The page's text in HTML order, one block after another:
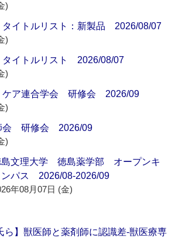
)
タイトルリスト：新製品 2026/08/07
)
タイトルリスト 2026/08/07
)
ケア連合学会 研修会 2026/09
)
会 研修会 2026/09
)
島文理大学 徳島薬学部 オープンキ
ンパス 2026/08-2026/09
年08月07日 (金)
ら】獣医師と薬剤師に認識差‐獣医療専